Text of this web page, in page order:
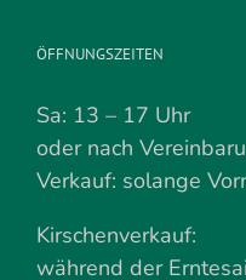
ÖFFNUNGSZEITEN
Sa: 13 – 17 Uhr
oder nach
Verkauf: solange
Kirschenverkauf:
während der